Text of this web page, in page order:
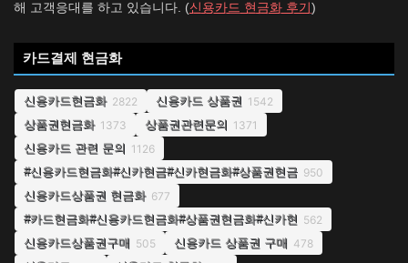
해 고객응대를 하고 있습니다. (신용카드 현금화 후기 )
카드결제 현금화
신용카드현금화 2822 신용카드 상품권 1542
상품권현금화 1373 상품권관련문의 1371
신용카드 관련 문의 1126
#신용카드현금화#신카현금#신카현금화#상품권현금 950
신용카드상품권 현금화 677
#카드현금화#신용카드현금화#상품권현금화#신카현 562
신용카드상품권구매 505 신용카드 상품권 구매 478